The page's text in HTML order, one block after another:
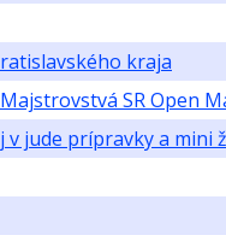
kraja
SR Open
jude prípravky a mini